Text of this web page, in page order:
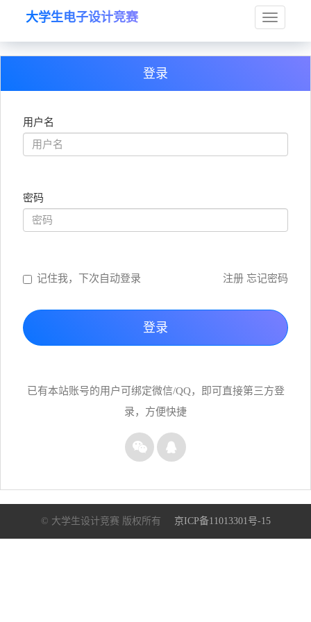
Toggle
大学生电子设计竞赛
登录
用户名
密码
记住我，下次自动登录 注册 忘记密码
登录
已有本站账号的用户可绑定微信/QQ，即可直接第三方登
录，方便快捷
© 大学生设计竞赛 版权所有 京ICP备11013301号-15